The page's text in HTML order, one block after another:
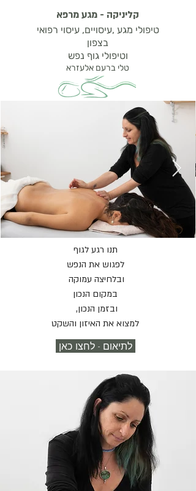
קליניקה - מגע מרפא
טיפולי מגע ,עיסויים, עיסוי רפואי
בצפון
וטיפולי גוף נפש
טלי ברעם אלעזרא
תנו רגע לגוף
לפגוש את הנפש
ובלחיצה עמוקה
במקום הנכון
ובזמן הנכון,
למצוא את האיזון והשקט
לתיאום - לחצו כאן